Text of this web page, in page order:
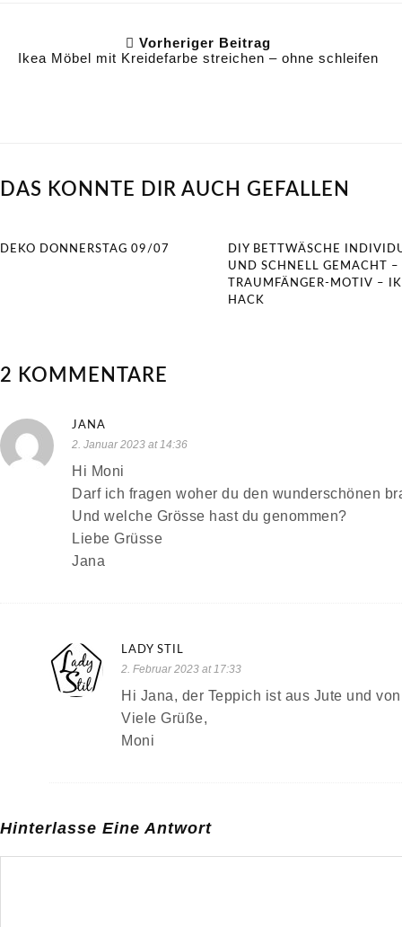
Vorheriger Beitrag
Ikea Möbel mit Kreidefarbe streichen – ohne schleifen
DAS KÖNNTE DIR AUCH GEFALLEN
DEKO DONNERSTAG 09/07
DIY BETTWÄSCHE
UND SCHNELL GEMACHT –
TRAUMFÄNGER-MOTIV –
HACK
2 KOMMENTARE
JANA
2. Januar 2023 at 14:36
Hi Moni
Darf ich fragen woher du den wunderschönen
Und welche Grösse hast du genommen?
Liebe Grüsse
Jana
LADY STIL
2. Februar 2023 at 17:33
Hi Jana, der Teppich ist aus Jute und
Viele Grüße,
Moni
Hinterlasse Eine Antwort